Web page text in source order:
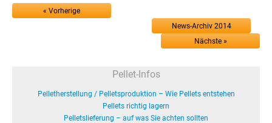
« Vorherige
News-Archiv 2014
Nächste »
Pellet-Infos
Pelletherstellung / Pelletsproduktion – Wie Pellets entstehen
Pellets richtig lagern
Pelletslieferung – auf was Sie achten sollten